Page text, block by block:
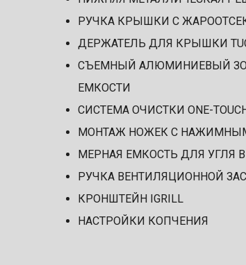
РУЧКА КРЫШКИ С
ДЕРЖАТЕЛЬ ДЛЯ КРЫШКИ
СЪЕМНЫЙ АЛЮМИНИЕВЫЙ
ЕМКОСТИ
СИСТЕМА ОЧИСТКИ ONE-
МОНТАЖ НОЖЕК С
МЕРНАЯ ЕМКОСТЬ ДЛЯ УГЛЯ
РУЧКА ВЕНТИЛЯЦИОННОЙ
КРОНШТЕЙН IGRILL
НАСТРОЙКИ КОПЧЕНИЯ